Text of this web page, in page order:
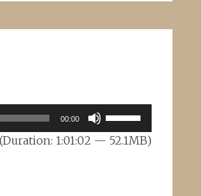
00:00
Arrow
(Duration: 1:01:02 — 52.1MB)